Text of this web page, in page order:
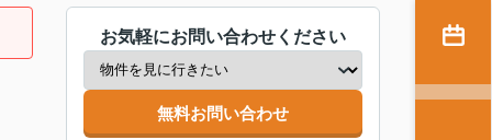
お気軽にお問い合わせください
無料お問い合わせ